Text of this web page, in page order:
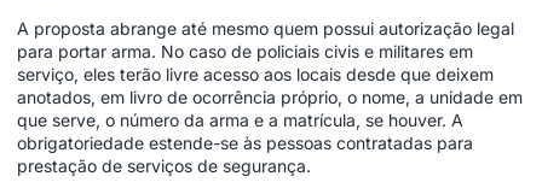
A proposta abrange até mesmo quem possui autorização legal
para portar arma. No caso de policiais civis e militares em
serviço, eles terão livre acesso aos locais desde que deixem
anotados, em livro de ocorrência próprio, o nome, a unidade em
que serve, o número da arma e a matrícula, se houver. A
obrigatoriedade estende-se às pessoas contratadas para
prestação de serviços de segurança.